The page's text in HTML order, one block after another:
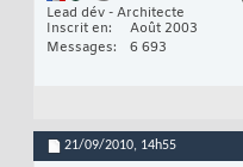
Lead dév - Architecte
Inscrit en
Août 2003
Messages
6 693
21/09/2010, 14h55